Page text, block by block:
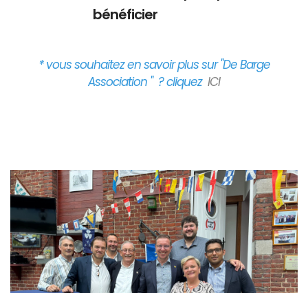
bénéficier
* vous souhaitez en savoir plus sur "De Barge
Association " ? cliquez ICI
Branding
ARMCHAIR